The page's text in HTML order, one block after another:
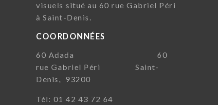
visuels situé au 60 rue Gabriel Péri
à Saint-Denis.
COORDONNÉES
60 Adada 60
rue Gabriel Péri Saint-
Denis, 93200
Tél: 01 42 43 72 64